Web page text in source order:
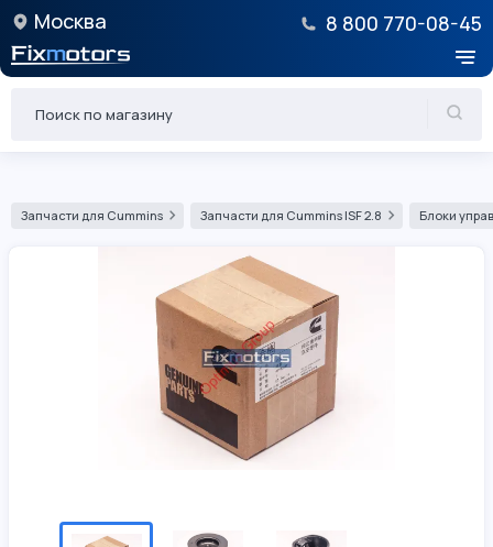
Москва 8 800 770-08-45
Запчасти для Cummins Запчасти для Cummins ISF 2.8 Блоки